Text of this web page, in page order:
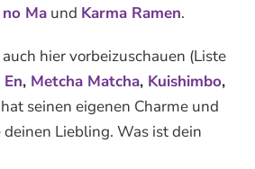
Ma und Karma Ramen.
hier vorbeizuschauen (Liste
En, Metcha Matcha, Kuishimbo,
seinen eigenen Charme und
Liebling. Was ist dein